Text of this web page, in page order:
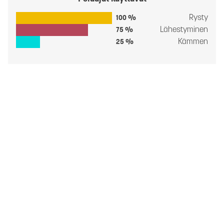
100 % Rysty
75 % Lähestyminen
25 % Kämmen